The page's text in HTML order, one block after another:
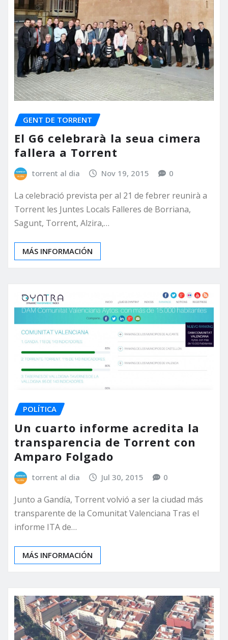
GENT DE TORRENT
El G6 celebrarà la seua cimera
fallera a Torrent
torrent al dia Nov 19, 2015 0
La celebració prevista per al 21 de febrer reunirà a
Torrent les Juntes Locals Falleres de Borriana,
Sagunt, Torrent, Alzira,…
MÁS INFORMACIÓN
POLÍTICA
Un cuarto informe acredita la
transparencia de Torrent con
Amparo Folgado
torrent al dia Jul 30, 2015 0
Junto a Gandía, Torrent volvió a ser la ciudad más
transparente de la Comunitat Valenciana Tras el
informe ITA de…
MÁS INFORMACIÓN